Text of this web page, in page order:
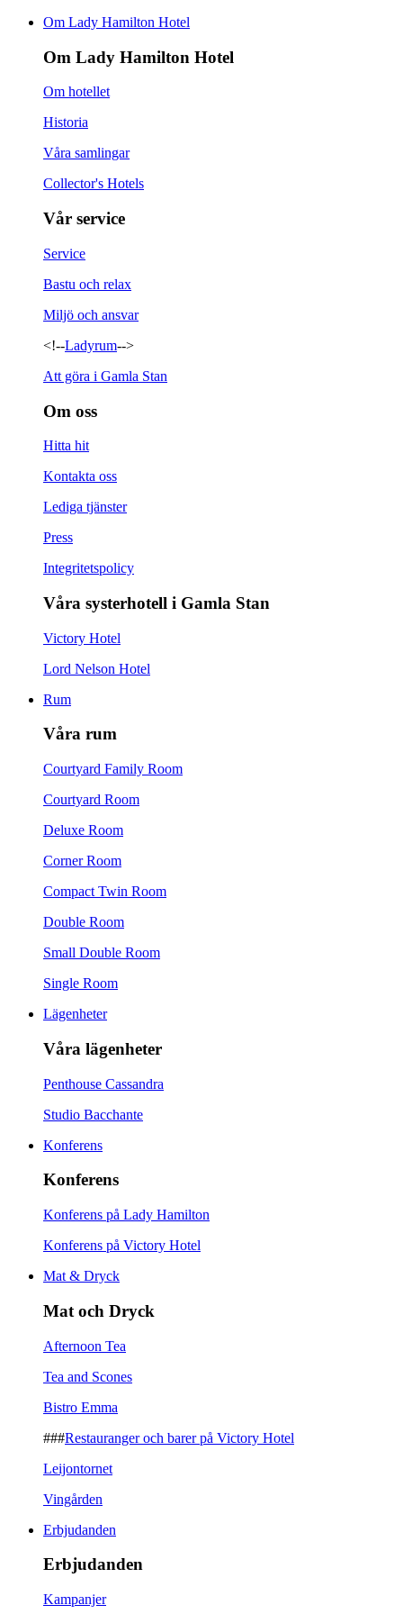
Om Lady Hamilton Hotel
Om Lady Hamilton Hotel
Om hotellet
Historia
Våra samlingar
Collector's Hotels
Vår service
Service
Bastu och relax
Miljö och ansvar
<!--Ladyrum-->
Att göra i Gamla Stan
Om oss
Hitta hit
Kontakta oss
Lediga tjänster
Press
Integritetspolicy
Våra systerhotell i Gamla Stan
Victory Hotel
Lord Nelson Hotel
Rum
Våra rum
Courtyard Family Room
Courtyard Room
Deluxe Room
Corner Room
Compact Twin Room
Double Room
Small Double Room
Single Room
Lägenheter
Våra lägenheter
Penthouse Cassandra
Studio Bacchante
Konferens
Konferens
Konferens på Lady Hamilton
Konferens på Victory Hotel
Mat & Dryck
Mat och Dryck
Afternoon Tea
Tea and Scones
Bistro Emma
###Restauranger och barer på Victory Hotel
Leijontornet
Vingården
Erbjudanden
Erbjudanden
Kampanjer